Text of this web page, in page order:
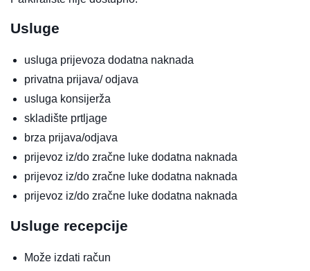
Usluge
usluga prijevoza dodatna naknada
privatna prijava/ odjava
usluga konsijerža
skladište prtljage
brza prijava/odjava
prijevoz iz/do zračne luke dodatna naknada
prijevoz iz/do zračne luke dodatna naknada
prijevoz iz/do zračne luke dodatna naknada
Usluge recepcije
Može izdati račun